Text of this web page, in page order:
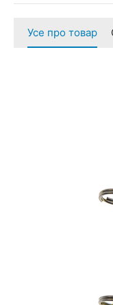
Усе про товар